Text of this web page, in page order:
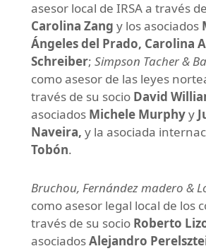
asesor local de IRSA a través
Carolina Zang y los asociados
Ángeles del Prado, Carolina
Schreiber; Simpson Tacher &
como asesor de las leyes
través de su socio David
asociados Michele Murphyy
Naveira, y la asociada
Tobón.
Bruchou, Fernández madero &
como asesor legal local de los
través de su socio Roberto
asociadosAlejandro